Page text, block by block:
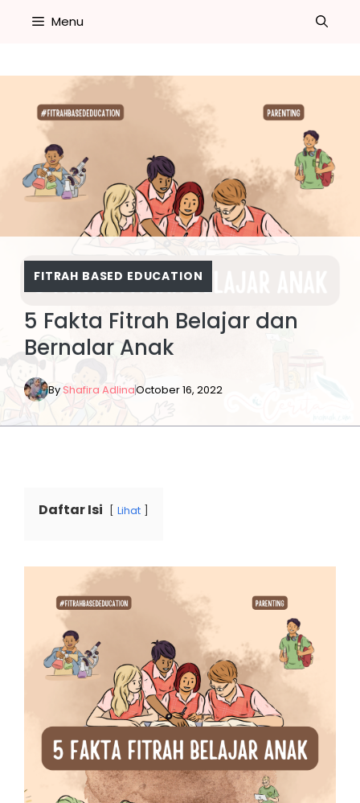
Menu
FITRAH BASED EDUCATION
5 Fakta Fitrah Belajar dan
Bernalar Anak
ByShafira AdlinaOctober 16, 2022
Daftar Isi Lihat